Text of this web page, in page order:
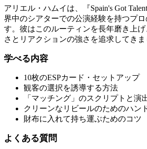
アリエル・ハムイは、『Spain's Got
界中のシアターでの公演経験を持つプ
す。彼はこのルーティンを長年磨き上
さとリアクションの強さを追求してきま
学べる内容
10枚のESPカード・セットアップ
観客の選択を誘導する方法
「マッチング」のスクリプトと演
クリーンなリビールのためのハン
財布に入れて持ち運ぶためのコツ
よくある質問